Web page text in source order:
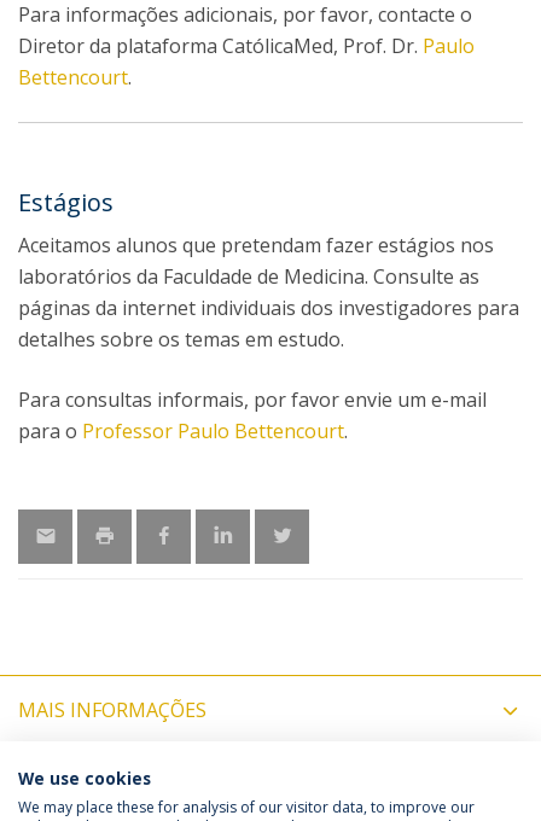
Para informações adicionais, por favor, contacte o
Diretor da plataforma CatólicaMed, Prof. Dr. Paulo
Bettencourt.
Estágios
Aceitamos alunos que pretendam fazer estágios nos
laboratórios da Faculdade de Medicina. Consulte as
páginas da internet individuais dos investigadores para
detalhes sobre os temas em estudo.
Para consultas informais, por favor envie um e-mail
para o Professor Paulo Bettencourt.
MAIS INFORMAÇÕES
ÚLTIMAS NOTÍCIAS
We use cookies
We may place these for analysis of our visitor data, to improve our